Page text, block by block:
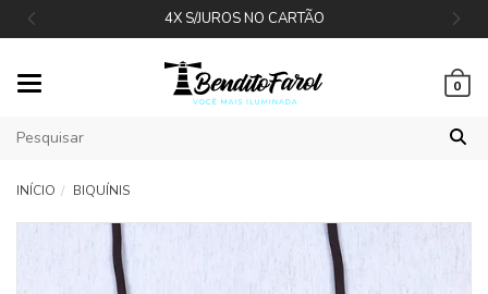
4X S/JUROS NO CARTÃO
0
INÍCIO BIQUÍNIS